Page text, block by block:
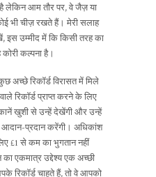
है लेकिन आम तौर पर, वे जैज़ या
भी चीज़ रखते हैं। मेरी सलाह
इस उम्मीद में कि किसी तरह का
कल्पना है।
रिकॉर्ड विरासत में मिले
रिकॉर्ड प्राप्त करने के लिए
खुशी से उन्हें देखेंगी और उन्हें
प्रदान करेंगी। अधिकांश
£1 से कम का भुगतान नहीं
एकमात्र उद्देश्य एक अच्छी
रिकॉर्ड चाहते हैं, तो वे आपको